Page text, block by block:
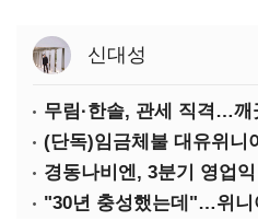
신대성
경동나비엔, 3분기 영업